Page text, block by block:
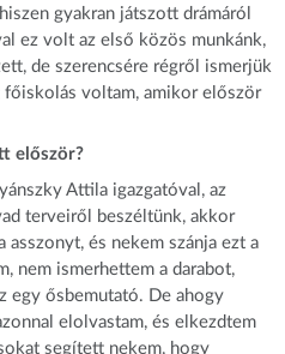
gyakran játszott drámáról
ez volt az első közös munkánk,
de szerencsére régről ismerjük
főiskolás voltam, amikor először
először?
Attila igazgatóval, az
terveiről beszéltünk, akkor
asszonyt, és nekem szánja ezt a
nem ismerhettem a darabot,
egy ősbemutató. De ahogy
elolvastam, és elkezdtem
segített nekem, hogy